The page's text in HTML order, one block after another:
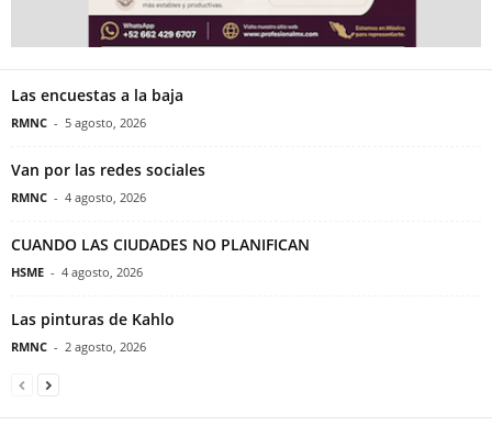
Las encuestas a la baja
RMNC - 5 agosto, 2026
Van por las redes sociales
RMNC - 4 agosto, 2026
CUANDO LAS CIUDADES NO PLANIFICAN
HSME - 4 agosto, 2026
Las pinturas de Kahlo
RMNC - 2 agosto, 2026